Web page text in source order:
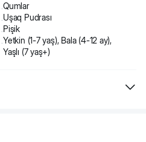
Qumlar
Uşaq Pudrası
Pişik
Yetkin (1-7 yaş), Bala (4-12 ay),
Yaşlı (7 yaş+)
Xoş uşaq pudrası ətrinə